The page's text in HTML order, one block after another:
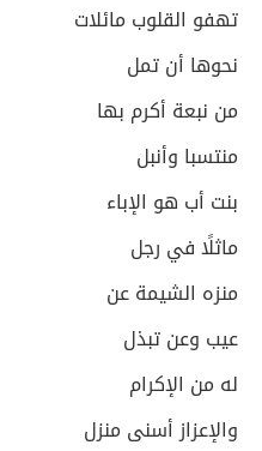
تهفو القلوب مائلات
نحوها أن تمل
من نبعة أكرم بها
منتسبا وأنبل
بنت أب هو الإباء
ماثلًا في رجل
منزه الشيمة عن
عيب وعن تبذل
له من الإكرام
والإعزاز أسنى منزل